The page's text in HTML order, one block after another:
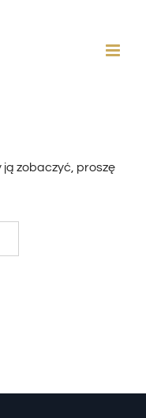
ją zobaczyć, proszę